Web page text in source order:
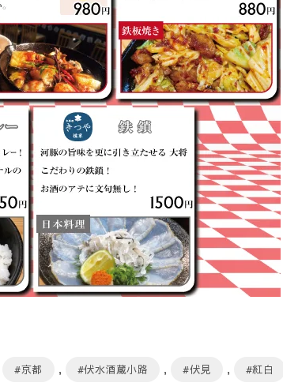
#京都 , #伏水酒蔵小路 , #伏見 , #紅白